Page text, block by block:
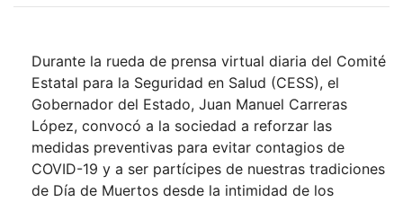
Durante la rueda de prensa virtual diaria del Comité
Estatal para la Seguridad en Salud (CESS), el
Gobernador del Estado, Juan Manuel Carreras
López, convocó a la sociedad a reforzar las
medidas preventivas para evitar contagios de
COVID-19 y a ser partícipes de nuestras tradiciones
de Día de Muertos desde la intimidad de los